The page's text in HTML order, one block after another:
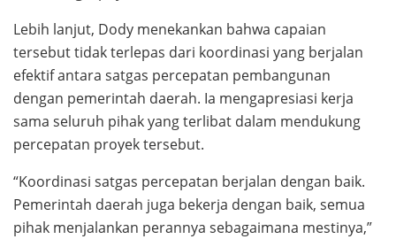
Lebih lanjut, Dody menekankan bahwa capaian
tersebut tidak terlepas dari koordinasi yang berjalan
efektif antara satgas percepatan pembangunan
dengan pemerintah daerah. Ia mengapresiasi kerja
sama seluruh pihak yang terlibat dalam mendukung
percepatan proyek tersebut.
“Koordinasi satgas percepatan berjalan dengan baik.
Pemerintah daerah juga bekerja dengan baik, semua
pihak menjalankan perannya sebagaimana mestinya,”